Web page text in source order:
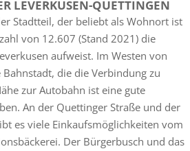
LEVERKUSEN-QUETTINGEN
Stadtteil, der beliebt als Wohnort ist
von 12.607 (Stand 2021) die
aufweist. Im Westen von
die die Verbindung zu
zur Autobahn ist eine gute
An der Quettinger Straße und der
es viele Einkaufsmöglichkeiten vom
Der Bürgerbusch und das